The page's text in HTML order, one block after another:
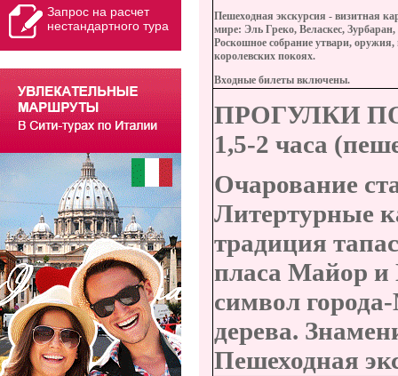
Запрос на расчет
нестандартного тура
Пешеходная экскурсия - визитная
мире: Эль Греко, Веласкес,
Роскошное собрание утвари,
королевских покоях.
Входные билеты включены.
ПРОГУЛКИ
1,5-2 часа
Очарование
Литертурные
традиция
пласа Майор и
символ
дерева.
Пешеходная